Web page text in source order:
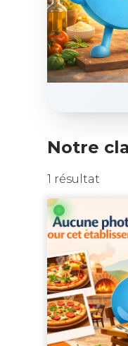
Notre
1 résultat